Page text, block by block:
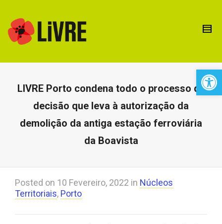
LIVRE Porto condena todo o processo de
decisão que leva à autorização da
demolição da antiga estação ferroviária
da Boavista
Posted on 10 Fevereiro, 2022 in Núcleos
Territoriais, Porto